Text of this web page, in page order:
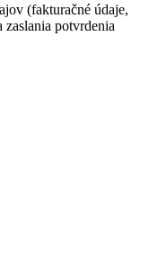
(fakturačné údaje,
potvrdenia